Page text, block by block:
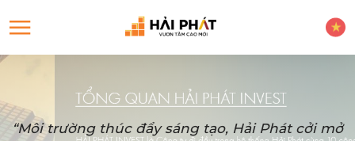
“Môi trường thúc đẩy sáng tạo, Hải Phát cởi mở